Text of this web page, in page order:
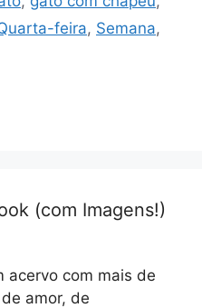
feira, Semana,
(com Imagens!)
acervo com mais de
amor, de